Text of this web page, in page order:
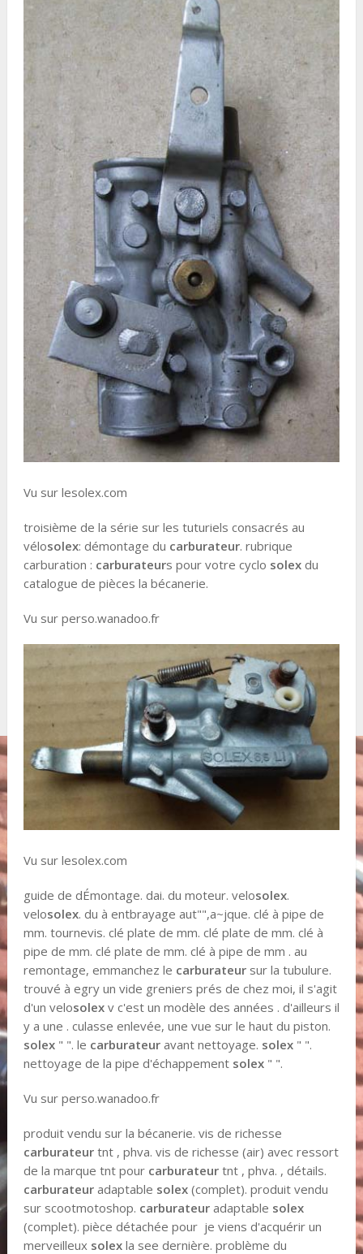
Vu sur lesolex.com
troisième de la série sur les tuturiels consacrés au
vélosolex: démontage du carburateur. rubrique
carburation : carburateurs pour votre cyclo solexdu
catalogue de pièces la bécanerie.
Vu sur perso.wanadoo.fr
Vu sur lesolex.com
guide de dÉmontage. dai. du moteur. velosolex.
velosolex. du à entbrayage aut"",a~jque. clé à pipe de
mm. tournevis. clé plate de mm. clé plate de mm. clé à
pipe de mm. clé plate de mm. clé à pipe de mm . au
remontage, emmanchez le carburateursur la tubulure.
trouvé à egry un vide greniers prés de chez moi, il s'agit
d'un velosolexv c'est un modèle des années . d'ailleurs il
y a une . culasse enlevée, une vue sur le haut du piston.
solex" ". le carburateuravant nettoyage. solex" ".
nettoyage de la pipe d'échappement solex" ".
Vu sur perso.wanadoo.fr
produit vendu sur la bécanerie. vis de richesse
carburateurtnt , phva. vis de richesse (air) avec ressort
de la marque tnt pour carburateurtnt , phva. , détails.
carburateuradaptable solex(complet). produit vendu
sur scootmotoshop. carburateuradaptable solex
(complet). pièce détachée pour je viens d'acquérir un
merveilleux solexla see dernière. problème du